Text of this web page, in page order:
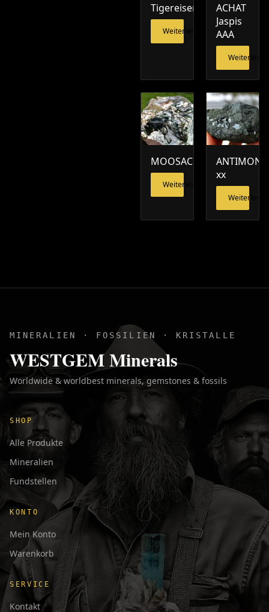
Tigereisen
Weiterlesen
ACHAT
Jaspis
AAA
Weiterlesen
MOOSACHAT
Weiterlesen
xx
Weiterlesen
MINERALIEN · FOSSILIEN · KRISTALLE
WESTGEM Minerals
Worldwide & worldbest minerals, gemstones & fossils
SHOP
Alle Produkte
Mineralien
Fundstellen
KONTO
Mein Konto
Warenkorb
SERVICE
Kontakt